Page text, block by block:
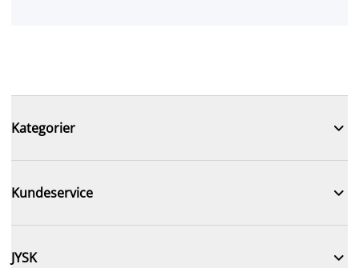
Kategorier 
Kundeservice 
JYSK 